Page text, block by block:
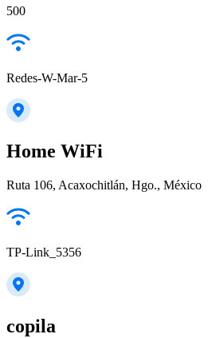
500
Redes-W-Mar-5
Home WiFi
Ruta 106, Acaxochitlán, Hgo., México
TP-Link_5356
copila